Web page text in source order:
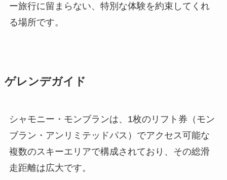
ー旅行に留まらない、特別な体験を約束してくれ
る場所です。
ゲレンデガイド
シャモニー・モンブランは、1枚のリフト券（モン
ブラン・アンリミテッドパス）でアクセス可能な
複数のスキーエリアで構成されており、その総滑
走距離は広大です。